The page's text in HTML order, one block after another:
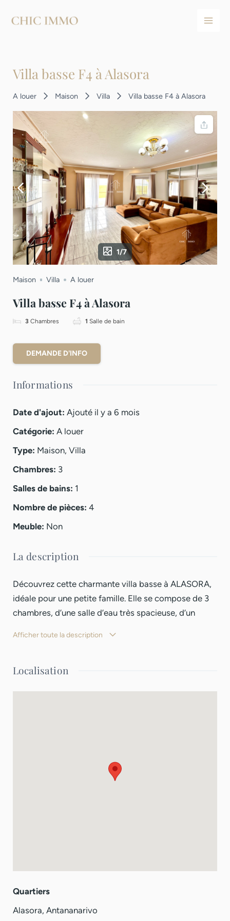
Villa basse F4 à Alasora
A louer Maison Villa Villa basse F4 à Alasora
1/7
Maison Villa A louer
Villa basse F4 à Alasora
3 Chambres 1 Salle de bain
DEMANDE D'INFO
Informations
Date d'ajout: Ajouté il y a 6 mois
Catégorie: A louer
Type: Maison, Villa
Chambres: 3
Salles de bains: 1
Nombre de pièces: 4
Meuble: Non
La description
Découvrez cette charmante villa basse à ALASORA,
idéale pour une petite famille. Elle se compose de 3
chambres, d’une salle d’eau très spacieuse, d’un
vous profiterez d’une grande terrasse, parfaite pour
voitures.
Afficher toute la description
Localisation
Quartiers
Alasora, Antananarivo
des